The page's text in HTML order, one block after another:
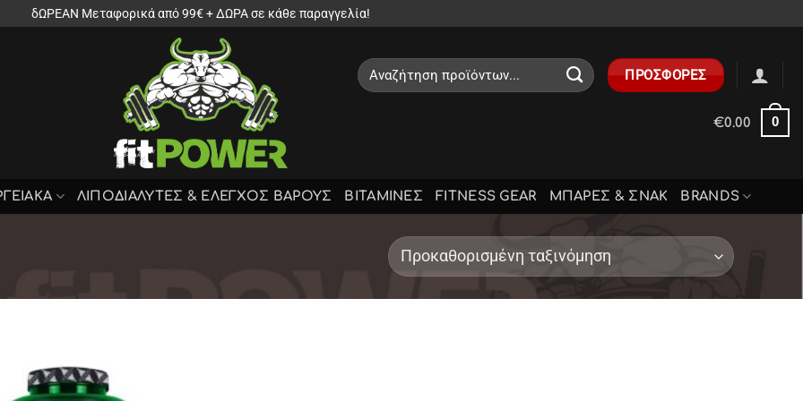
δΩΡΕΑΝ Μεταφορικά από 99€ + ΔΩΡΑ σε κάθε παραγγελία!
Αναζήτηση
για:
ΠΡΟΣΦΟΡΕΣ
€0.00 0
ΛΙΠΟΔΙΑΛΥΤΕΣ & ΕΛΕΓΧΟΣ ΒΑΡΟΥΣ ΒΙΤΑΜΙΝΕΣ FITNESS GEAR ΜΠΑΡΕΣ & ΣΝΑΚ BRANDS